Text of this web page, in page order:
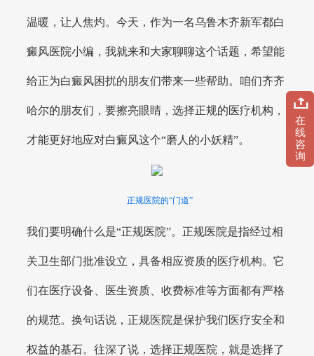
温暖，让人焦灼。今天，作为一名乌鲁木齐新军都白
癜风医院小编，我就来和大家聊聊这个话题，希望能
给正为白癜风困扰的朋友们带来一些帮助。咱们齐齐
哈尔的朋友们，要擦亮眼睛，选择正规的医疗机构，
才能更好地应对白癜风这个“磨人的小妖精”。
正规医院的“门道”
我们要明确什么是“正规医院”。正规医院是指经过相
关卫生部门批准设立，具备相应资质的医疗机构。它
们在医疗设备、医生资质、收费标准等方面都有严格
的规范。换句话说，正规医院是保护我们医疗安全和
权益的基石。往深了说，选择正规医院，就是选择了
在
线
咨
询